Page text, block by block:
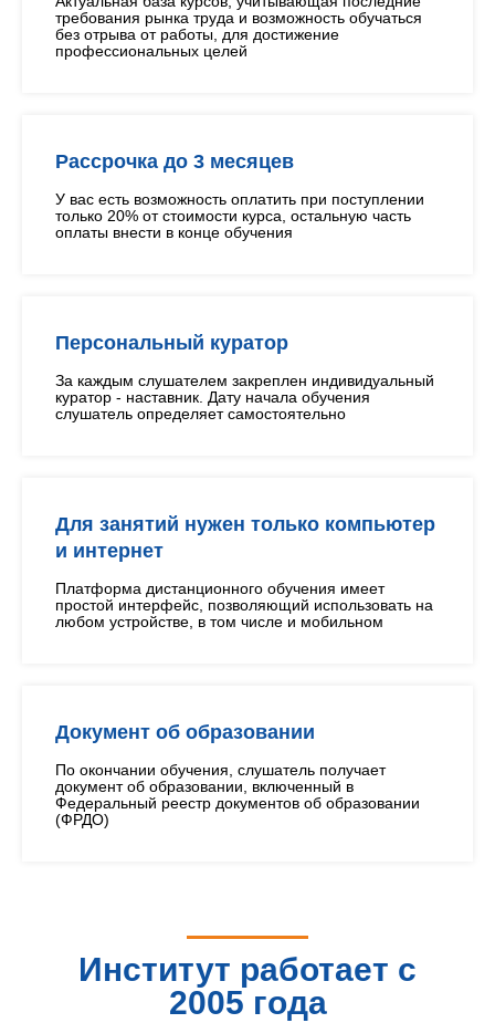
требования рынка труда и возможность обучаться
без отрыва от работы, для достижение
профессиональных целей
Рассрочка до 3 месяцев
У вас есть возможность оплатить при поступлении
только 20% от стоимости курса, остальную часть
оплаты внести в конце обучения
Персональный куратор
За каждым слушателем закреплен индивидуальный
куратор - наставник. Дату начала обучения
слушатель определяет самостоятельно
Для занятий нужен только компьютер
и интернет
Платформа дистанционного обучения имеет
простой интерфейс, позволяющий использовать на
любом устройстве, в том числе и мобильном
Документ об образовании
По окончании обучения, слушатель получает
документ об образовании, включенный в
Федеральный реестр документов об образовании
(ФРДО)
Институт работает с
2005 года